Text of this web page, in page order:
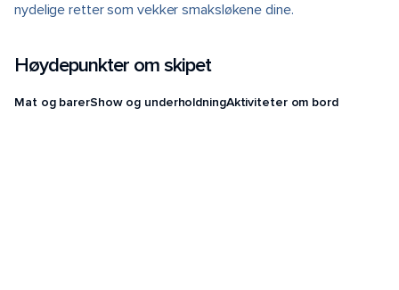
nydelige retter som vekker smaksløkene dine.
Høydepunkter om skipet
Mat og barerShow og underholdningAktiviteter om bord